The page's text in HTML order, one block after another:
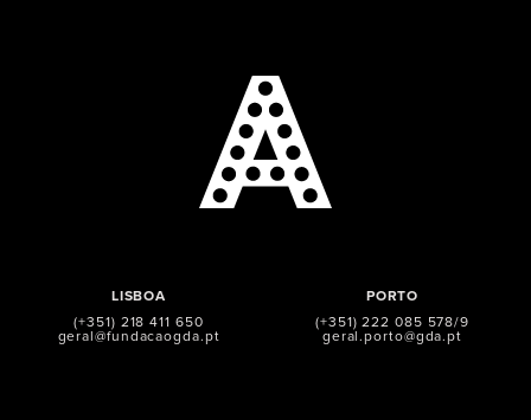
LISBOA
(+351) 218 411 650
geral@fundacaogda.pt
PORTO
(+351) 222 085 578/9
geral.porto@gda.pt